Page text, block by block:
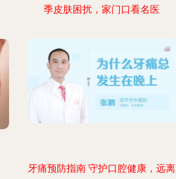
季皮肤困扰，家门口看名医
牙痛预防指南 守护口腔健康，远离